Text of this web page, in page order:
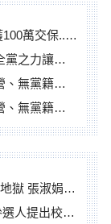
奔離不發一語
讓彰化贏
否認是烏龜
否認是烏龜
舌頭殺人有罪
防線升級政見